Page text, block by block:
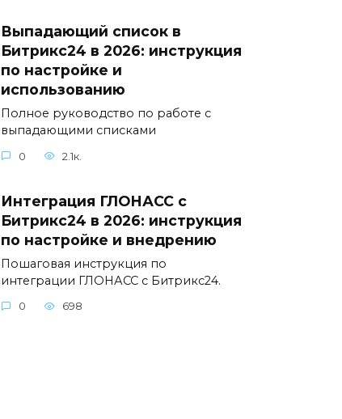
Выпадающий список в
Битрикс24 в 2026: инструкция
по настройке и
использованию
Полное руководство по работе с
выпадающими списками
0 2.1к.
Интеграция ГЛОНАСС с
Битрикс24 в 2026: инструкция
по настройке и внедрению
Пошаговая инструкция по
интеграции ГЛОНАСС с Битрикс24.
0 698